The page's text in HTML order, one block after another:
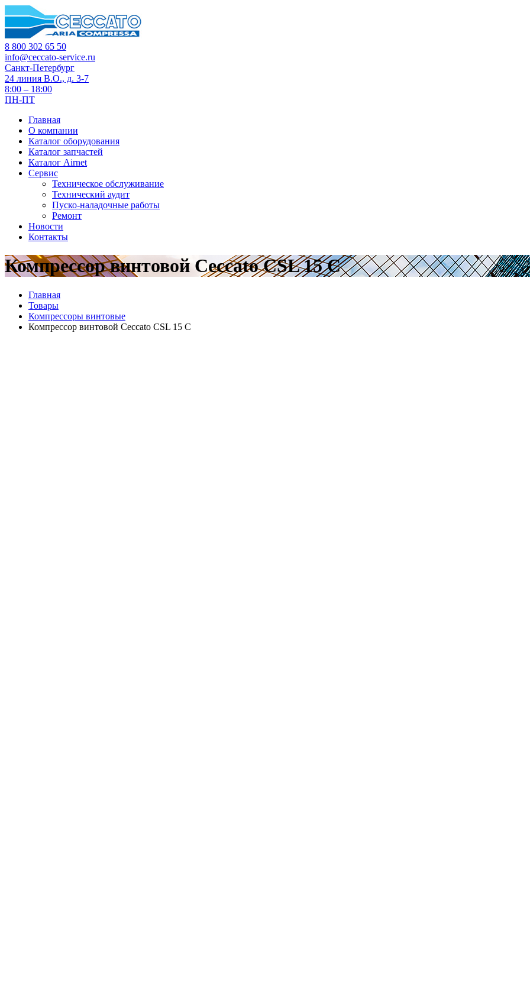
8 800 302 65 50
info@ceccato-service.ru
Санкт-Петербург
24 линия В.О., д. 3-7
8:00 – 18:00
ПН-ПТ
Главная
О компании
Каталог оборудования
Каталог запчастей
Каталог Airnet
Сервис
Техническое обслуживание
Технический аудит
Пуско-наладочные работы
Ремонт
Новости
Контакты
Компрессор винтовой Ceccato CSL 15 C
Главная
Товары
Компрессоры винтовые
Компрессор винтовой Ceccato CSL 15 C